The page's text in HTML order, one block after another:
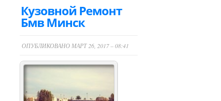
Кузовной Ремонт
Бмв Минск
ОПУБЛИКОВАНО МАРТ 26, 2017 – 08:41